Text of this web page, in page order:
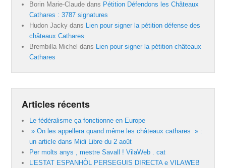
Borin Marie-Claude dans Pétition Défendons les Châteaux
Cathares : 3787 signatures
Hudon Jacky dans Lien pour signer la pétition défense des
châteaux Cathares
Brembilla Michel dans Lien pour signer la pétition châteaux
Cathares
Articles récents
Le fédéralisme ça fonctionne en Europe
» On les appellera quand même les châteaux cathares » :
un article dans Midi Libre du 2 août
Per molts anys , mestre Savall ! VilaWeb . cat
L’ESTAT ESPANHÒL PERSEGUIS DIRECTA e VILAWEB